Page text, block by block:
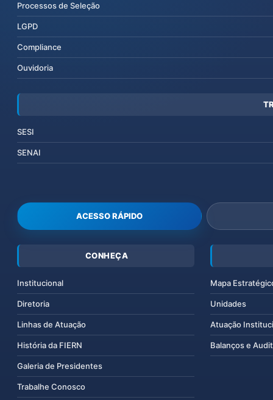
Processos de Seleção
LGPD
Compliance
Ouvidoria
SESI
SENAI
ACESSO RÁPIDO
CONHEÇA
Institucional
Diretoria
Linhas de Atuação
História da FIERN
Galeria de Presidentes
Trabalhe Conosco
Mapa
Unidades
Atuação
Balanços e